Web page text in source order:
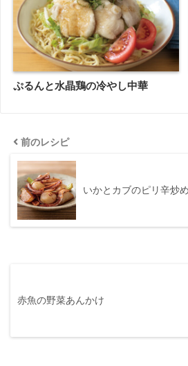
ぷるんと水晶鶏の冷やし中華
前のレシピ
いかとカブのピリ辛炒め
赤魚の野菜あんかけ